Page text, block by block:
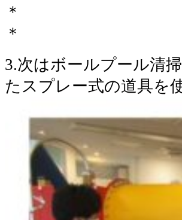
＊
＊
3.次はボールプール清
たスプレー式の道具を